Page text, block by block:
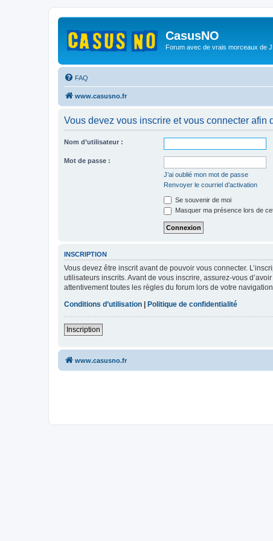
CasusNO
Forum avec de vrais morceaux de
FAQ
www.casusno.fr
Vous devez vous inscrire et vous connecter
Nom d’utilisateur :
Mot de passe :
J’ai oublié mon mot de passe
Renvoyer le courriel d’activation
Se souvenir de moi
Masquer ma présence lors de
INSCRIPTION
Vous devez être inscrit avant de pouvoir vous connecter.
utilisateurs inscrits. Avant de vous inscrire, assurez-vous
attentivement toutes les règles du forum lors de votre
Conditions d’utilisation
Politique de confidentialité
Inscription
www.casusno.fr